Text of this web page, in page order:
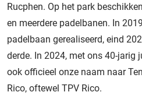
Rucphen. Op het park
en meerdere padelbanen. In
padelbaan gerealiseerd, eind
derde. In 2024, met ons 40-jarig
ook officieel onze naam naar
Rico, oftewel TPV Rico.